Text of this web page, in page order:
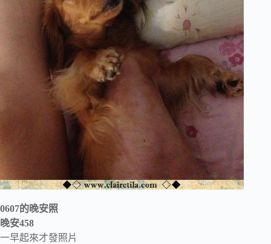
0607的晚安照
晚安458
一早起來才發照片